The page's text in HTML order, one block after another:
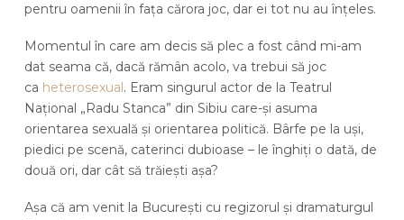
pentru oamenii în fața cărora joc, dar ei tot nu au înțeles.
Momentul în care am decis să plec a fost când mi-am
dat seama că, dacă rămân acolo, va trebui să joc
ca heterosexual. Eram singurul actor de la Teatrul
Național „Radu Stanca” din Sibiu care-și asuma
orientarea sexuală și orientarea politică. Bârfe pe la uși,
piedici pe scenă, caterinci dubioase – le înghiți o dată, de
două ori, dar cât să trăiești așa?
Așa că am venit la București cu regizorul și dramaturgul